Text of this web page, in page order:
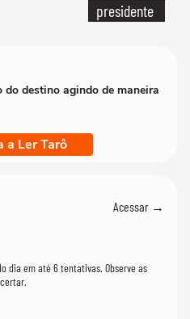
presidente
do destino agindo de maneira
a Ler Tarô
Acessar →
dia em até 6 tentativas. Observe as